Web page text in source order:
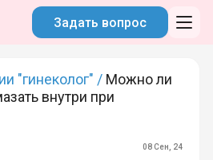
Задать вопрос
"гинеколог" / Можно ли
внутри при
08 Сен, 24